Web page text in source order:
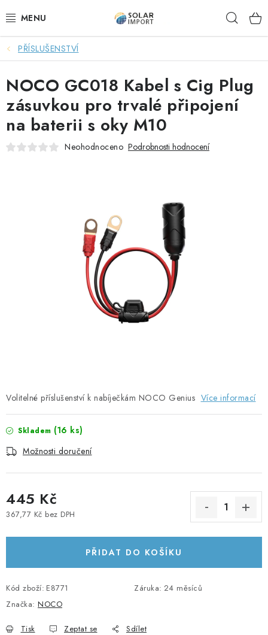
na
OVĚŘOVÁNÍ RECENZÍ
DOPRAVA ZDARMA
SOLÁRNÍ SESTAVY PRO CHATY
SOLÁRNÍ SESTAVY PRO KARAVANY
OLOVĚNÉ A LITHIOVÉ BATERIE
SOLÁRNÍ NABÍJEČKY
SOLÁRNÍ REGULÁTORY
MĚNIČE NAPĚTÍ
JIŠTĚNÍ DC
KABELY A KONEKTORY
PŘÍSLUŠENSTVÍ
PŘÍSLUŠENSTVÍ
Volitelné příslušenství k nabíječkám NOCO Genius Více informací
Skladem (16 ks)
Možnosti doručení
445 Kč
367,77 Kč bez DPH
PŘIDAT DO KOŠÍKU
Kód zboží: E8771 Záruka: 24 měsíců
Značka: NOCO
Tisk Zeptat se Sdílet
NOCO GC018 Kabel s Cig Plug
zásuvkou pro trvalé připojení
na baterii s oky M10
Neohodnoceno Podrobnosti hodnocení